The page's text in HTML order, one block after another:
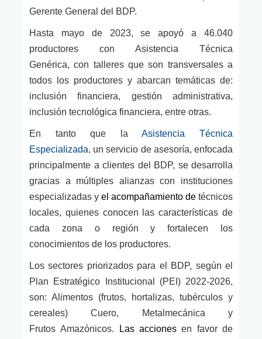
Gerente General del BDP.
Hasta mayo de 2023, se apoyó a 46.040
productores con Asistencia Técnica
Genérica,con talleres queson transversales a
todos los productores y abarcan temáticas de:
inclusión financiera, gestión administrativa,
inclusión tecnológica financiera, entre otras.
En tanto que laAsistencia Técnica
Especializada, un servicio de asesoría, enfocada
principalmente a clientes del BDP, se desarrolla
gracias a múltiples alianzas con instituciones
especializadas y el acompañamiento de técnicos
locales, quienes conocen las características de
cada zona o región y fortalecen los
conocimientos de los productores.
Los sectores priorizados para el BDP, según el
Plan Estratégico Institucional (PEI) 2022-2026,
son: Alimentos (frutos, hortalizas, tubérculos y
cereales) Cuero, Metalmecánica y
FrutosAmazónicos. Las accionesen favor de